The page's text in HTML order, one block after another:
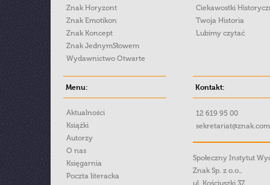
Znak Horyzont
Znak Emotikon
Znak Koncept
Znak JednymSłowem
Wydawnictwo Otwarte
Ciekawostki
Twoja Historia
Lubimy czytać
Menu:
Aktualności
Książki
Autorzy
O nas
Księgarnia
Poczta literacka
Kontakt:
12 619 95 00
Społeczny Instytut
Znak Sp. z o.o.,
ul. Kościuszki 37,